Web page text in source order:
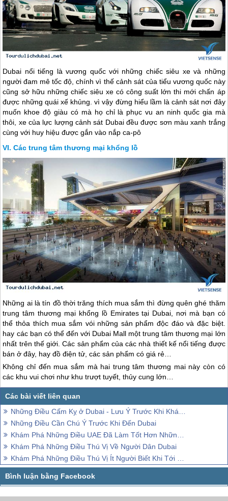
Dubai nổi tiếng là vương quốc với những chiếc siêu xe và những
người đam mê tốc độ, chính vì thế cảnh sát của tiểu vương quốc này
cũng sở hữu những chiếc siêu xe có công suất lớn thi mới chấn áp
được những quái xế khủng. vì vậy đừng hiểu lầm là cảnh sát nơi đây
muốn khoe độ giàu có mà họ chỉ là phục vu an ninh quốc gia mà
thôi, xe của lực lượng cảnh sát Dubaiđều được sơn màu xanh trắng
cùng với huy hiệu được gắn vào nắp ca-pô
Các trung tâm thương mại khổng lồ
Những ai là tín đồ thời trăng thích mua sắm thì đừng quên ghé thăm
trung tâm thương mại khổng lồ Emirates tại Dubai, nơi mà bạn có
thể thỏa thích mua sắm vói những sản phẩm độc đáo và đặc biệt.
hay các bạn có thể đến với Dubai Mall một trung tâm thương mại lớn
nhất trên thế giới. Các sản phẩm của các nhà thiết kế nổi tiếng được
bán ở đây, hay đồ điện tử, các sản phẩm có giá rẻ…
Không chỉ đến mua sắm mà hai trung tâm thương mai này còn có
các khu vui chơi như khu trượt tuyết, thủy cung lớn…
Những Điều Cấm Kỵ ở Dubai - Lưu Ý Trước Khi Khám Phá Thành Phố Xa Xỉ
Những Điều Cần Chú Ý Trước Khi Đến Dubai
Khám Phá Những Điều UAE Đã Làm Tốt Hơn Những Nơi Khác Trên Thế Giới
Khám Phá Những Điều Thú Vị Về Người Dân Dubai
Khám Phá Những Điều Thú Vị Ít Người Biết Khi Tới Dubai